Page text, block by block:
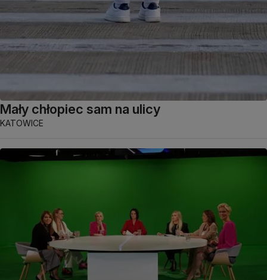
Mały chłopiec sam na ulicy
KATOWICE